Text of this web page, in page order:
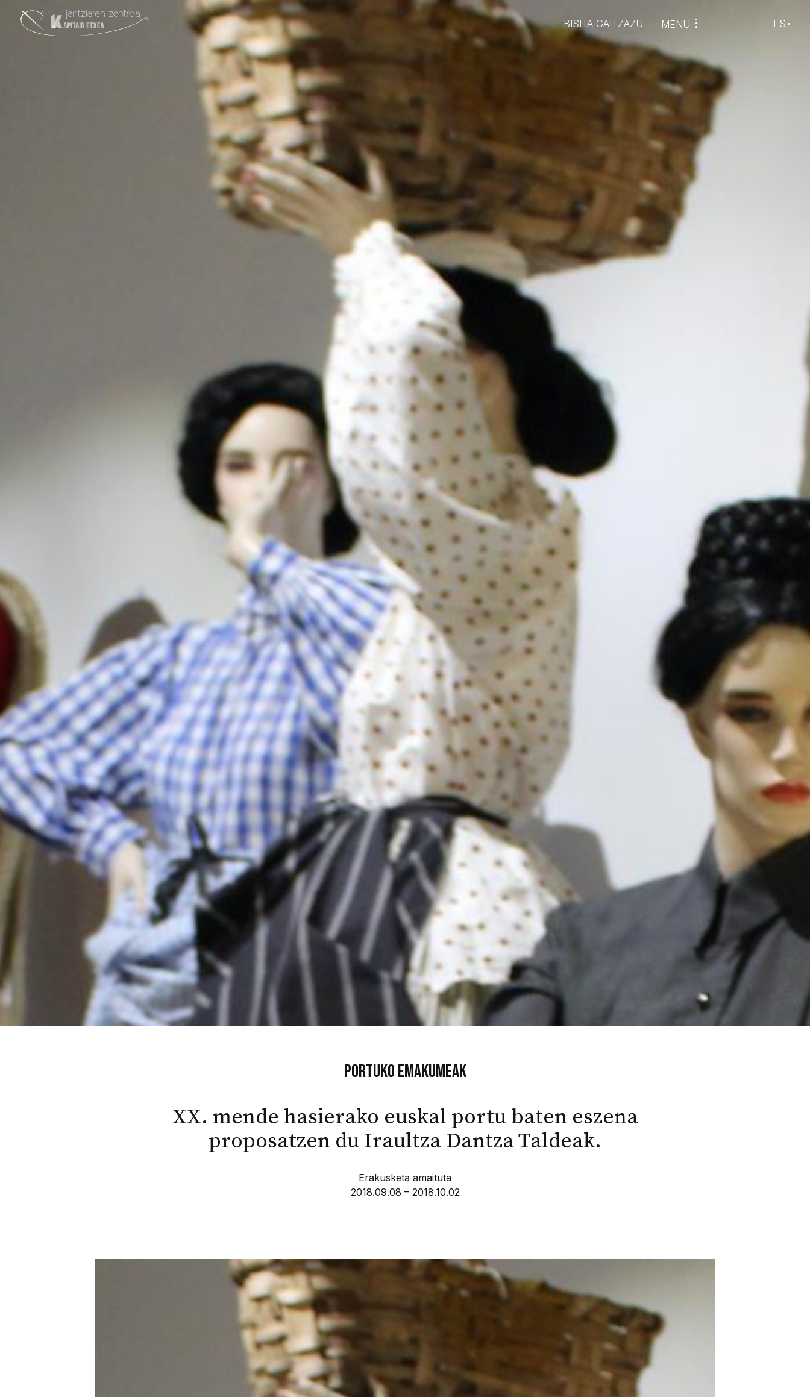
BISITA GAITZAZU MENU ES
Portuko emakumeak
XX. mende hasierako euskal portu baten eszena
proposatzen du Iraultza Dantza Taldeak.
Erakusketa amaituta
2018.09.08 – 2018.10.02